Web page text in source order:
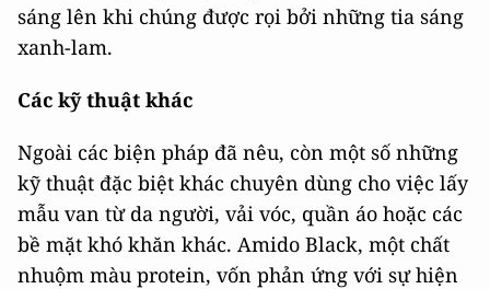
sáng lên khi chúng được rọi bởi những tia sáng
xanh-lam.
Các kỹ thuật khác
Ngoài các biện pháp đã nêu, còn một số những
kỹ thuật đặc biệt khác chuyên dùng cho việc lấy
mẫu van từ da người, vải vóc, quần áo hoặc các
bề mặt khó khăn khác. Amido Black, một chất
nhuộm màu protein, vốn phản ứng với sự hiện